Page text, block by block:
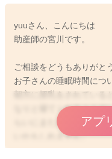
yuuさん、こんにちは
助産師の宮川です。
ご相談をどうもありがと
お子さんの睡眠時間につ
朝方に授乳をされている
なりと寝てくれるようで
らいにまたカーテンを開
いかもしれません。
完全に起きてくれなくて
アプ